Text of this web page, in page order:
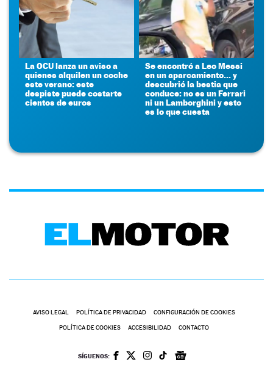
La OCU lanza un aviso a
quienes alquilen un coche
este verano: este
despiste puede costarte
cientos de euros
Se encontró a Leo Messi
en un aparcamiento... y
descubrió la bestia que
conduce: no es un Ferrari
ni un Lamborghini y esto
es lo que cuesta
AVISO LEGAL POLÍTICA DE PRIVACIDAD CONFIGURACIÓN DE COOKIES
POLÍTICA DE COOKIES ACCESIBILIDAD CONTACTO
SÍGUENOS: